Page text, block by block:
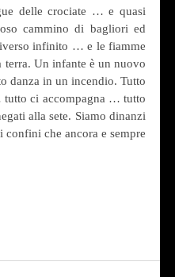
delle crociate … e quasi
cammino di bagliori ed
infinito … e le fiamme
Un infante è un nuovo
danza in un incendio. Tutto
tutto ci accompagna … tutto
alla sete. Siamo dinanzi
che ancora e sempre